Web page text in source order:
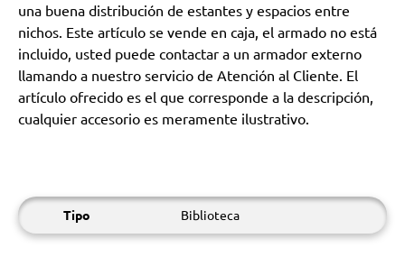
una buena distribución de estantes y espacios entre
nichos. Este artículo se vende en caja, el armado no está
incluido, usted puede contactar a un armador externo
llamando a nuestro servicio de Atención al Cliente. El
artículo ofrecido es el que corresponde a la descripción,
cualquier accesorio es meramente ilustrativo.
Tipo Biblioteca